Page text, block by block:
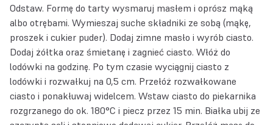
Odstaw. Formę do tarty wysmaruj masłem i oprósz mąką
albo otrębami. Wymieszaj suche składniki ze sobą (mąkę,
proszek i cukier puder). Dodaj zimne masło i wyrób ciasto.
Dodaj żółtka oraz śmietanę i zagnieć ciasto. Włóż do
lodówki na godzinę. Po tym czasie wyciągnij ciasto z
lodówki i rozwałkuj na 0,5 cm. Przełóż rozwałkowane
ciasto i ponakłuwaj widelcem. Wstaw ciasto do piekarnika
rozgrzanego do ok. 180°C i piecz przez 15 min. Białka ubij ze